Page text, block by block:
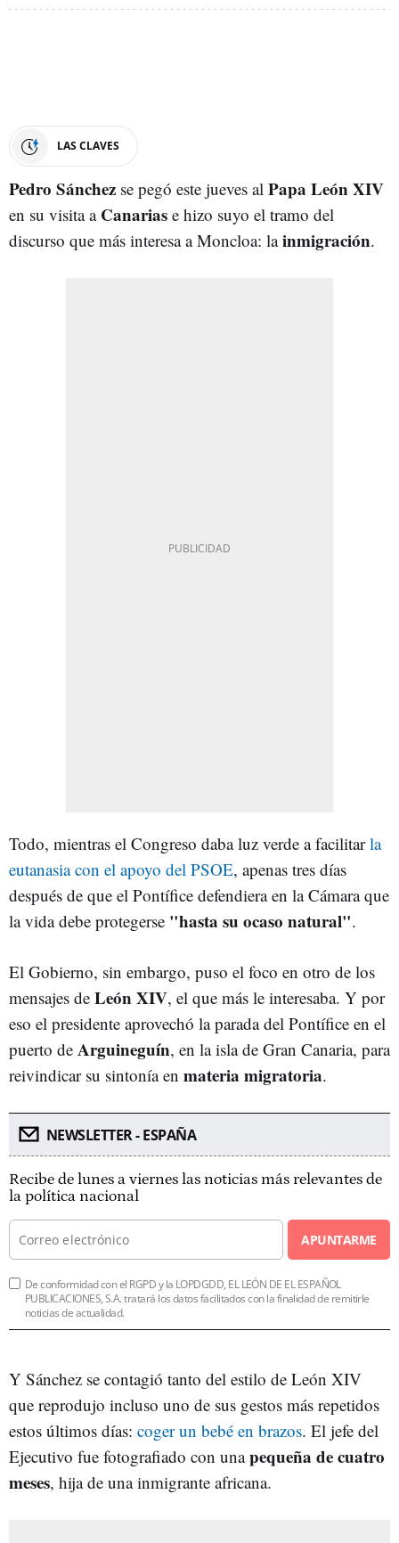
LAS CLAVES
Pedro Sánchez se pegó este jueves al Papa León XIV
en su visita a Canarias e hizo suyo el tramo del
discurso que más interesa a Moncloa: lainmigración.
Todo, mientras el Congreso daba luz verde a facilitarla
eutanasia con el apoyo del PSOE, apenas tres días
después de que el Pontífice defendiera en la Cámara que
la vida debe protegerse "hasta su ocaso natural".
El Gobierno, sin embargo, puso el foco en otro de los
mensajes de LeónXIV, el que más le interesaba. Y por
eso el presidente aprovechó la parada del Pontífice en el
puerto de Arguineguín, en la isla de Gran Canaria, para
reivindicar su sintonía en materia migratoria.
NEWSLETTER - ESPAÑA
Recibe de lunes a viernes las noticias más relevantes de
la política nacional
APUNTARME
De conformidad con el RGPD y la LOPDGDD, EL LEÓN DE EL ESPAÑOL
PUBLICACIONES, S.A. tratará los datos facilitados con la finalidad de remitirle
noticias de actualidad.
Y Sánchez se contagió tanto del estilo de León XIV
que reprodujo incluso uno de sus gestos más repetidos
estos últimos días: coger un bebé en brazos. El jefe del
Ejecutivo fue fotografiado con unapequeña de cuatro
meses, hija de una inmigrante africana.